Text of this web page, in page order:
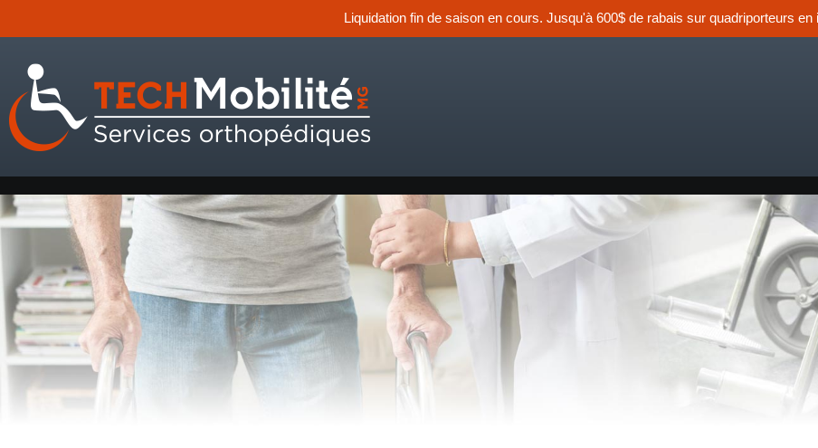
Liquidation fin de saison en cours. Jusqu'à 600$ de rabais sur quadriporteurs en